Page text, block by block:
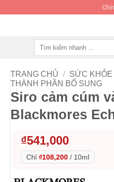
TRANG CHỦ / SỨC
THÀNH PHẦN BỔ SUNG
Siro cảm cúm
Blackmores
₫541,000
Chỉ ₫108,200 / 10ml